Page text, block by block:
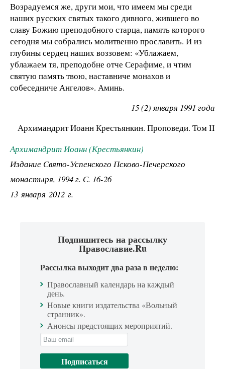
Возрадуемся же, други мои, что имеем мы среди
наших русских святых такого дивного, жившего во
славу Божию преподобного старца, память которого
сегодня мы собрались молитвенно прославить. И из
глубины сердец наших воззовем: «Ублажаем,
ублажаем тя, преподобне отче Серафиме, и чтим
святую память твою, наставниче монахов и
собеседниче Ангелов». Аминь.
15 (2) января 1991 года
Архимандрит Иоанн Крестьянкин. Проповеди. Том II
Архимандрит Иоанн (Крестьянкин)
Издание Свято-Успенского Псково-Печерского
монастыря, 1994 г. С. 16-26
13 января 2012 г.
Подпишитесь на рассылку
Православие.Ru
Рассылка выходит два раза в неделю:
Православный календарь на каждый
день.
Новые книги издательства «Вольный
странник».
Анонсы предстоящих мероприятий.